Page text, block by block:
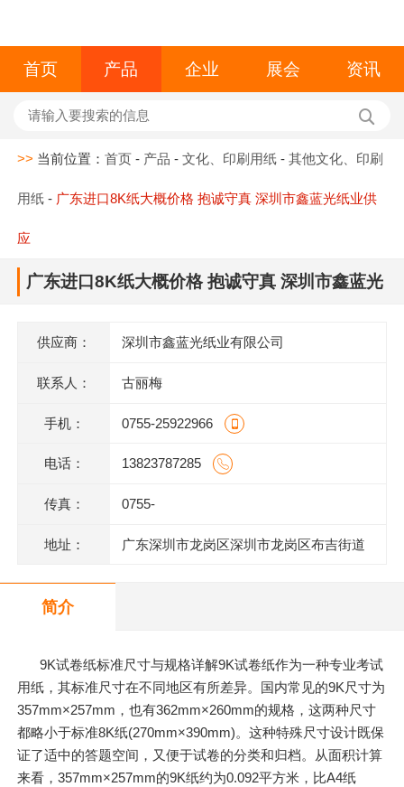
首页 产品 企业 展会 资讯
>> 当前位置：首页 - 产品 -文化、印刷用纸 -其他文化、印刷
用纸 - 广东进口8K纸大概价格 抱诚守真 深圳市鑫蓝光纸业供
应
广东进口8K纸大概价格 抱诚守真 深圳市鑫蓝光
供应商： 深圳市鑫蓝光纸业有限公司
联系人： 古丽梅
手机： 0755-25922966
电话： 13823787285
传真： 0755-
地址： 广东深圳市龙岗区深圳市龙岗区布吉街道
简介
9K试卷纸标准尺寸与规格详解9K试卷纸作为一种专业考试
用纸，其标准尺寸在不同地区有所差异。国内常见的9K尺寸为
357mm×257mm，也有362mm×260mm的规格，这两种尺寸
都略小于标准8K纸(270mm×390mm)。这种特殊尺寸设计既保
证了适中的答题空间，又便于试卷的分类和归档。从面积计算
来看，357mm×257mm的9K纸约为0.092平方米，比A4纸